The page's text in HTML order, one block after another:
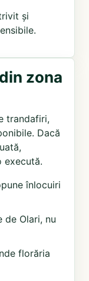
și
zona
trandafiri,
Dacă
execută.
înlocuiri
de Olari, nu
florăria